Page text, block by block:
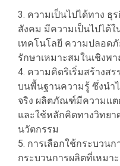
3. ความเป็นไปได้ทาง
สังคม มีความเป็นไปได้ใ
เทคโนโลยี ความปลอด
รักษาเหมาะสมในเชิงพ
4. ความคิดริเริ่มสร้างส
บนพื้นฐานความรู้ ซึ่งนำ
จริง ผลิตภัณฑ์มีความแต
และใช้หลักคิดทางวิทยา
นวัตกรรม
5. การเลือกใช้กระบวน
กระบวนการผลิตที่เหมา